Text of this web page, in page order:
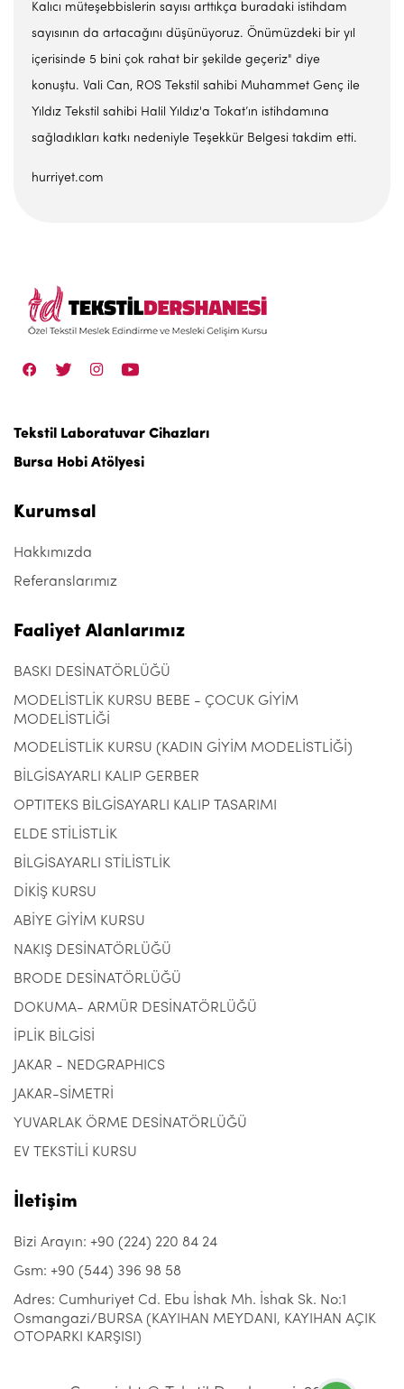
Kalıcı müteşebbislerin sayısı arttıkça buradaki istihdam
sayısının da artacağını düşünüyoruz. Önümüzdeki bir yıl
içerisinde 5 bini çok rahat bir şekilde geçeriz" diye
konuştu. Vali Can, ROS Tekstil sahibi Muhammet Genç ile
Yıldız Tekstil sahibi Halil Yıldız'a Tokat’ın istihdamına
sağladıkları katkı nedeniyle Teşekkür Belgesi takdim etti.
hurriyet.com
Tekstil Laboratuvar Cihazları
Bursa Hobi Atölyesi
Kurumsal
Hakkımızda
Referanslarımız
Faaliyet Alanlarımız
BASKI DESİNATÖRLÜĞÜ
MODELİSTLİK KURSU BEBE - ÇOCUK GİYİM
MODELİSTLİĞİ
MODELİSTLİK KURSU (KADIN GİYİM MODELİSTLİĞİ)
BİLGİSAYARLI KALIP GERBER
OPTITEKS BİLGİSAYARLI KALIP TASARIMI
ELDE STİLİSTLİK
BİLGİSAYARLI STİLİSTLİK
DİKİŞ KURSU
ABİYE GİYİM KURSU
NAKIŞ DESİNATÖRLÜĞÜ
BRODE DESİNATÖRLÜĞÜ
DOKUMA- ARMÜR DESİNATÖRLÜĞÜ
İPLİK BİLGİSİ
JAKAR - NEDGRAPHICS
JAKAR-SİMETRİ
YUVARLAK ÖRME DESİNATÖRLÜĞÜ
EV TEKSTİLİ KURSU
İletişim
Bizi Arayın: +90 (224) 220 84 24
Gsm: +90 (544) 396 98 58
Adres: Cumhuriyet Cd. Ebu İshak Mh. İshak Sk. No:1
Osmangazi/BURSA (KAYIHAN MEYDANI, KAYIHAN AÇIK
OTOPARKI KARŞISI)